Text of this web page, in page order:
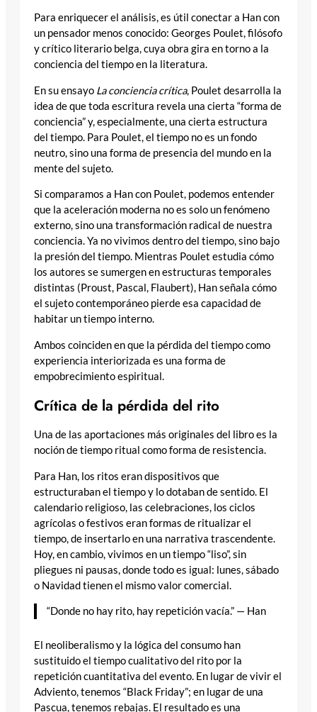
Para enriquecer el análisis, es útil conectar a Han con
un pensador menos conocido: Georges Poulet, filósofo
y crítico literario belga, cuya obra gira en torno a la
conciencia del tiempo en la literatura.
En su ensayo La conciencia crítica, Poulet desarrolla la
idea de que toda escritura revela una cierta “forma de
conciencia” y, especialmente, una cierta estructura
del tiempo. Para Poulet, el tiempo no es un fondo
neutro, sino una forma de presencia del mundo en la
mente del sujeto.
Si comparamos a Han con Poulet, podemos entender
que la aceleración moderna no es solo un fenómeno
externo, sino una transformación radical de nuestra
conciencia. Ya no vivimos dentro del tiempo, sino bajo
la presión del tiempo. Mientras Poulet estudia cómo
los autores se sumergen en estructuras temporales
distintas (Proust, Pascal, Flaubert), Han señala cómo
el sujeto contemporáneo pierde esa capacidad de
habitar un tiempo interno.
Ambos coinciden en que la pérdida del tiempo como
experiencia interiorizada es una forma de
empobrecimiento espiritual.
Crítica de la pérdida del rito
Una de las aportaciones más originales del libro es la
noción de tiempo ritual como forma de resistencia.
Para Han, los ritos eran dispositivos que
estructuraban el tiempo y lo dotaban de sentido. El
calendario religioso, las celebraciones, los ciclos
agrícolas o festivos eran formas de ritualizar el
tiempo, de insertarlo en una narrativa trascendente.
Hoy, en cambio, vivimos en un tiempo “liso”, sin
pliegues ni pausas, donde todo es igual: lunes, sábado
o Navidad tienen el mismo valor comercial.
“Donde no hay rito, hay repetición vacía.” — Han
El neoliberalismo y la lógica del consumo han
sustituido el tiempo cualitativo del rito por la
repetición cuantitativa del evento. En lugar de vivir el
Adviento, tenemos “Black Friday”; en lugar de una
Pascua, tenemos rebajas. El resultado es una